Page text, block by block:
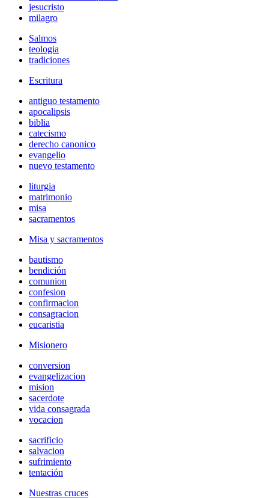
jesucristo
milagro
Salmos
teologia
tradiciones
Escritura
antiguo testamento
apocalipsis
biblia
catecismo
derecho canonico
evangelio
nuevo testamento
liturgia
matrimonio
misa
sacramentos
Misa y sacramentos
bautismo
bendición
comunion
confesion
confirmacion
consagracion
eucaristia
Misionero
conversion
evangelizacion
mision
sacerdote
vida consagrada
vocacion
sacrificio
salvacion
sufrimiento
tentación
Nuestras cruces